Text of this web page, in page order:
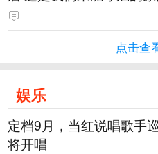
点击查
娱乐
定档9月，当红说唱歌手
将开唱